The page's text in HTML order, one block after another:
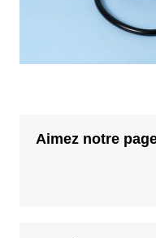
Aimez notre